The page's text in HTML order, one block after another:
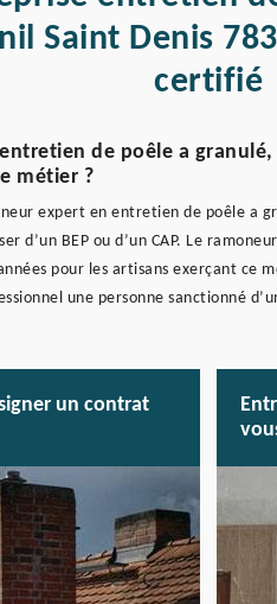
Saint Denis
certifié
de poêle a
métier ?
expert en entretien de poêle a
d’un BEP ou d’un CAP. Le
pour les artisans exerçant ce
une personne sanctionné
un contrat